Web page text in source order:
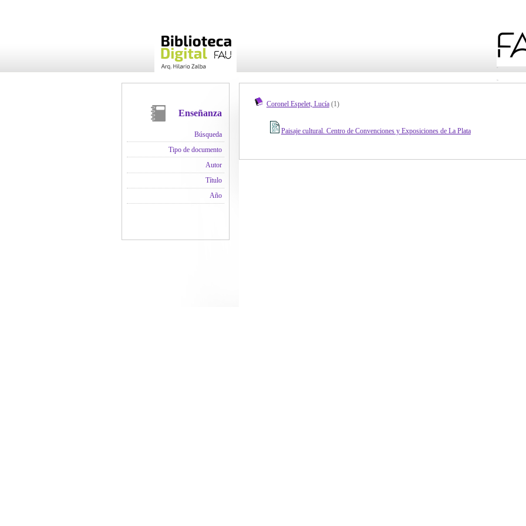
Enseñanza
Búsqueda
Tipo de documento
Autor
Título
Año
Coronel Espelet, Lucía(1)
Paisaje cultural. Centro de Convenciones y Exposiciones de La Plata